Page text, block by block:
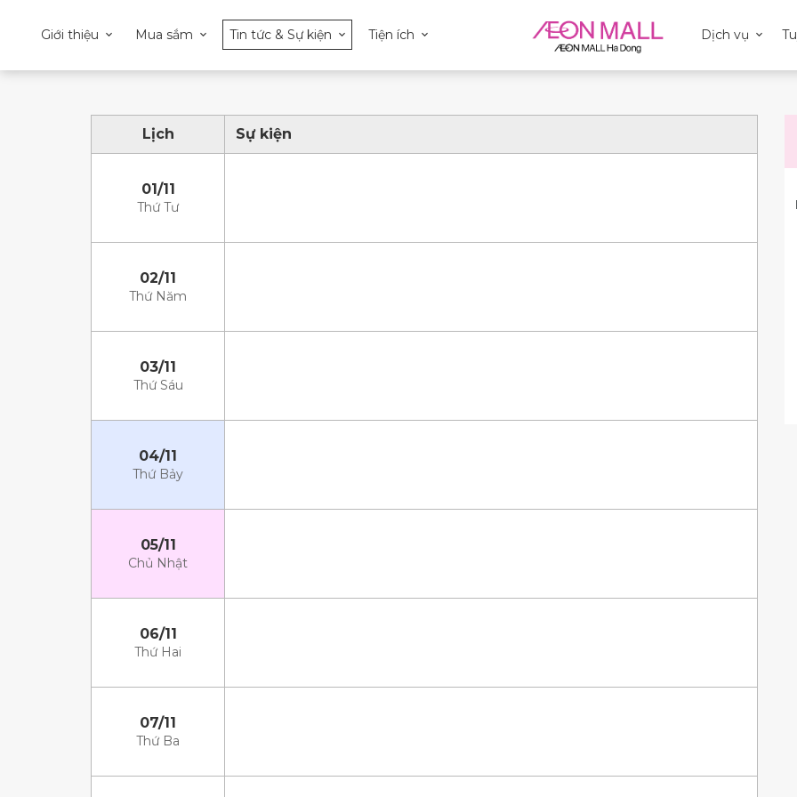
Giới thiệu Mua sắm Tin tức & Sự kiện Tiện ích Dịch vụ
Lịch Sự kiện
01/11
Thứ Tư
02/11
Thứ Năm
03/11
Thứ Sáu
04/11
Thứ Bảy
05/11
Chủ Nhật
06/11
Thứ Hai
07/11
Thứ Ba